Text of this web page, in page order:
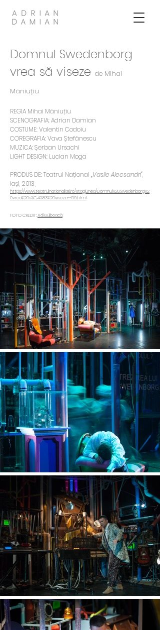
Domnul Swedenborg
vrea să viseze de Mihai
Măniuțiu
REGIA Mihai Măniuțiu
SCENOGRAFIA: Adrian Damian
COSTUME: Valentin Codoiu
​COREGRAFIA: Vava Ștefănescu
MUZICA: Șerban Ursachi
LIGHT DESIGN: Lucian Moga
PRODUS DE: Teatrul Național „Vasile Alecsandri",
Iași, 2013;
https://www.teatrulnationaliasi.ro/stagiunea/Domnul%20Swedenborg%2
0vrea%20s%C4%83%20viseze--56.html
FOTO CREDIT:Adi Bulboacă